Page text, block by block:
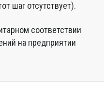
шаг отсутствует).
соответствии
на предприятии